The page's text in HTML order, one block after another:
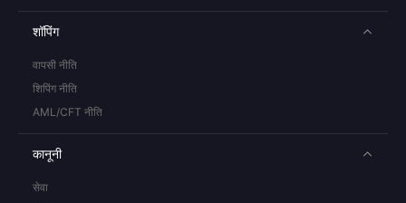
शॉपिंग
वापसी नीति
शिपिंग नीति
AML/CFT नीति
कानूनी
सेवा